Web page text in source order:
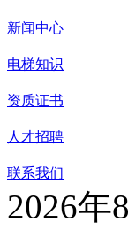
新闻中心
电梯知识
资质证书
人才招聘
联系我们
2026年